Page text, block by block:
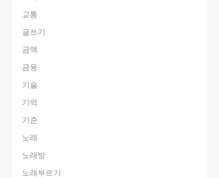
교통
글쓰기
금액
금융
기술
기억
기준
노래
노래방
노래부르기